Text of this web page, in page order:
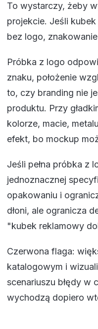
To wystarczy, żeby
projekcie. Jeśli
bez logo,
Próbka z logo
znaku, położenie
to, czy branding nie
produktu. Przy
kolorze, macie,
efekt, bo mockup
Jeśli pełna próbka z
jednoznacznej
opakowaniu i
dłoni, ale ogranicza
"kubek reklamowy
Czerwona flaga:
katalogowym i
scenariuszu błędy w
wychodzą dopiero